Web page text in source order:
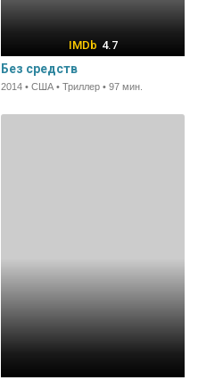
4.7
Без средств
2014 • США • Триллер • 97 мин.